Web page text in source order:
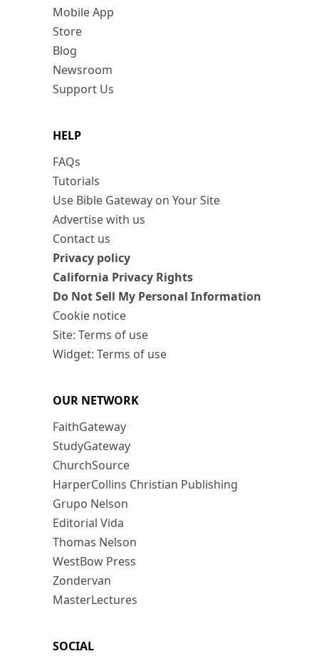
Mobile App
Store
Blog
Newsroom
Support Us
HELP
FAQs
Tutorials
Use Bible Gateway on Your Site
Advertise with us
Contact us
Privacy policy
California Privacy Rights
Do Not Sell My Personal Information
Cookie notice
Site: Terms of use
Widget: Terms of use
OUR NETWORK
FaithGateway
StudyGateway
ChurchSource
HarperCollins Christian Publishing
Grupo Nelson
Editorial Vida
Thomas Nelson
WestBow Press
Zondervan
MasterLectures
SOCIAL